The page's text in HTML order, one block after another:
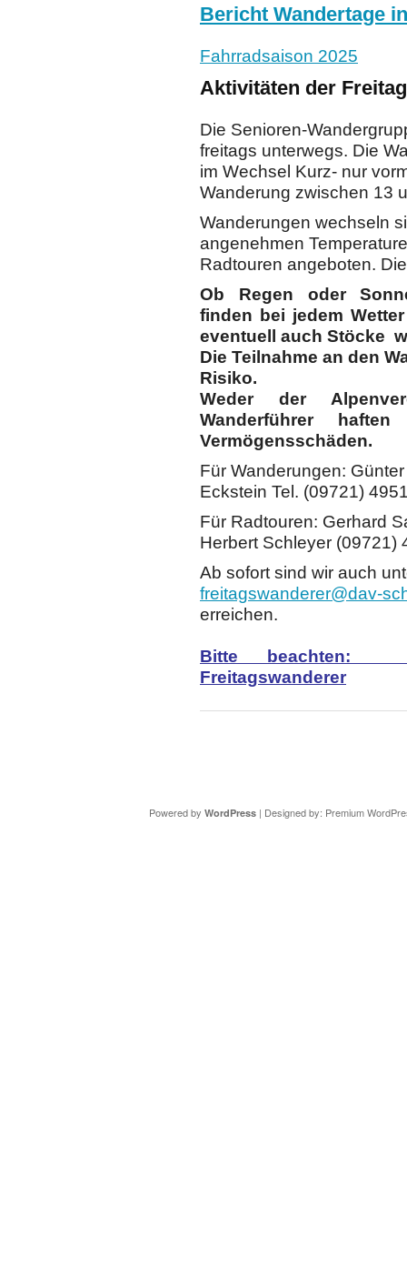
Bericht Wandertage
Fahrradsaison 2025
Aktivitäten der
Die Senioren-
freitags unterwegs. Die
im Wechsel Kurz- nur
Wanderung zwischen 13
Wanderungen wechseln
angenehmen
Radtouren angeboten.
Ob Regen oder
finden bei jedem
eventuell auch Stöcke
Die Teilnahme an den
Risiko.
Weder der
Wanderführer
Vermögensschäden.
Für Wanderungen:
Eckstein Tel. (09721)
Für Radtouren: Gerhard
Herbert Schleyer (09721)
Ab sofort sind wir auch
freitagswanderer@dav-
erreichen.
Bitte beachten:
Freitagswanderer
Powered by WordPress| Designed by: Premium